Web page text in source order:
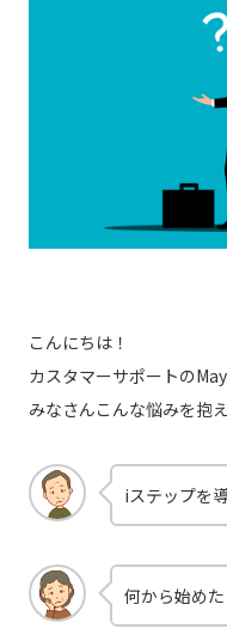
こんにちは！
カスタマーサポートの
みなさんこんな悩みを抱
iステップを
何から始め